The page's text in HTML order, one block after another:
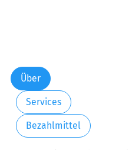
Über
Services
Bezahlmittel